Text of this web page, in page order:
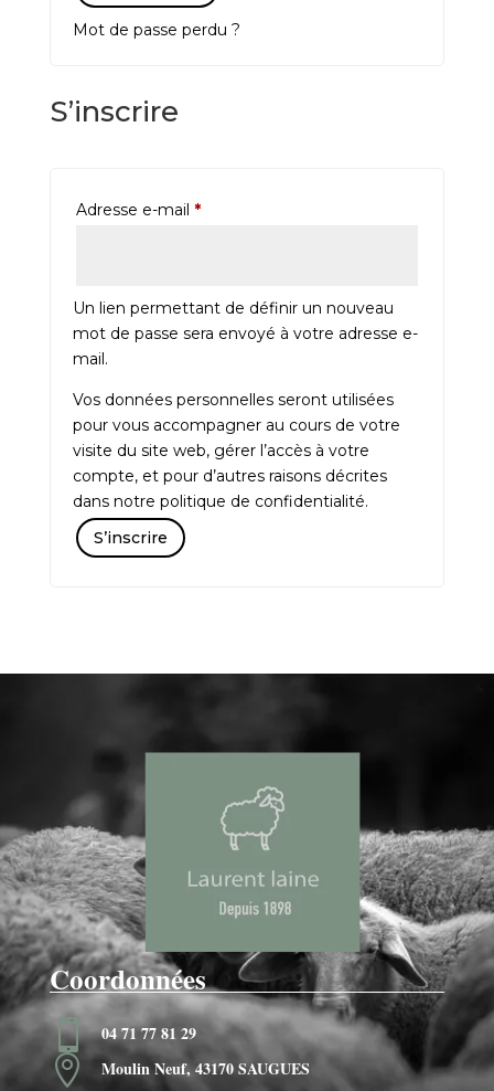
Mot de passe perdu ?
S’inscrire
Adresse e-mail *Obligatoire
Un lien permettant de définir un nouveau
mot de passe sera envoyé à votre adresse e-
mail.
Vos données personnelles seront utilisées
pour vous accompagner au cours de votre
visite du site web, gérer l’accès à votre
compte, et pour d’autres raisons décrites
dans notre politique de confidentialité.
S’inscrire
Coordonnées
 04 71 77 81 29
 Moulin Neuf, 43170 SAUGUES